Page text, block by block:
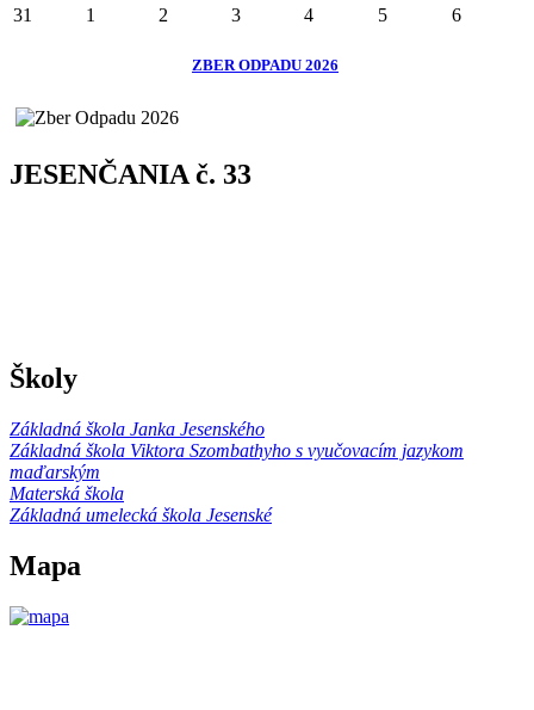
31
1 2 3 4 5 6
ZBER ODPADU 2026
JESENČANIA č. 33
Školy
Základná škola Janka Jesenského
Základná škola Viktora Szombathyho s vyučovacím jazykom
maďarským
Materská škola
Základná umelecká škola Jesenské
Mapa